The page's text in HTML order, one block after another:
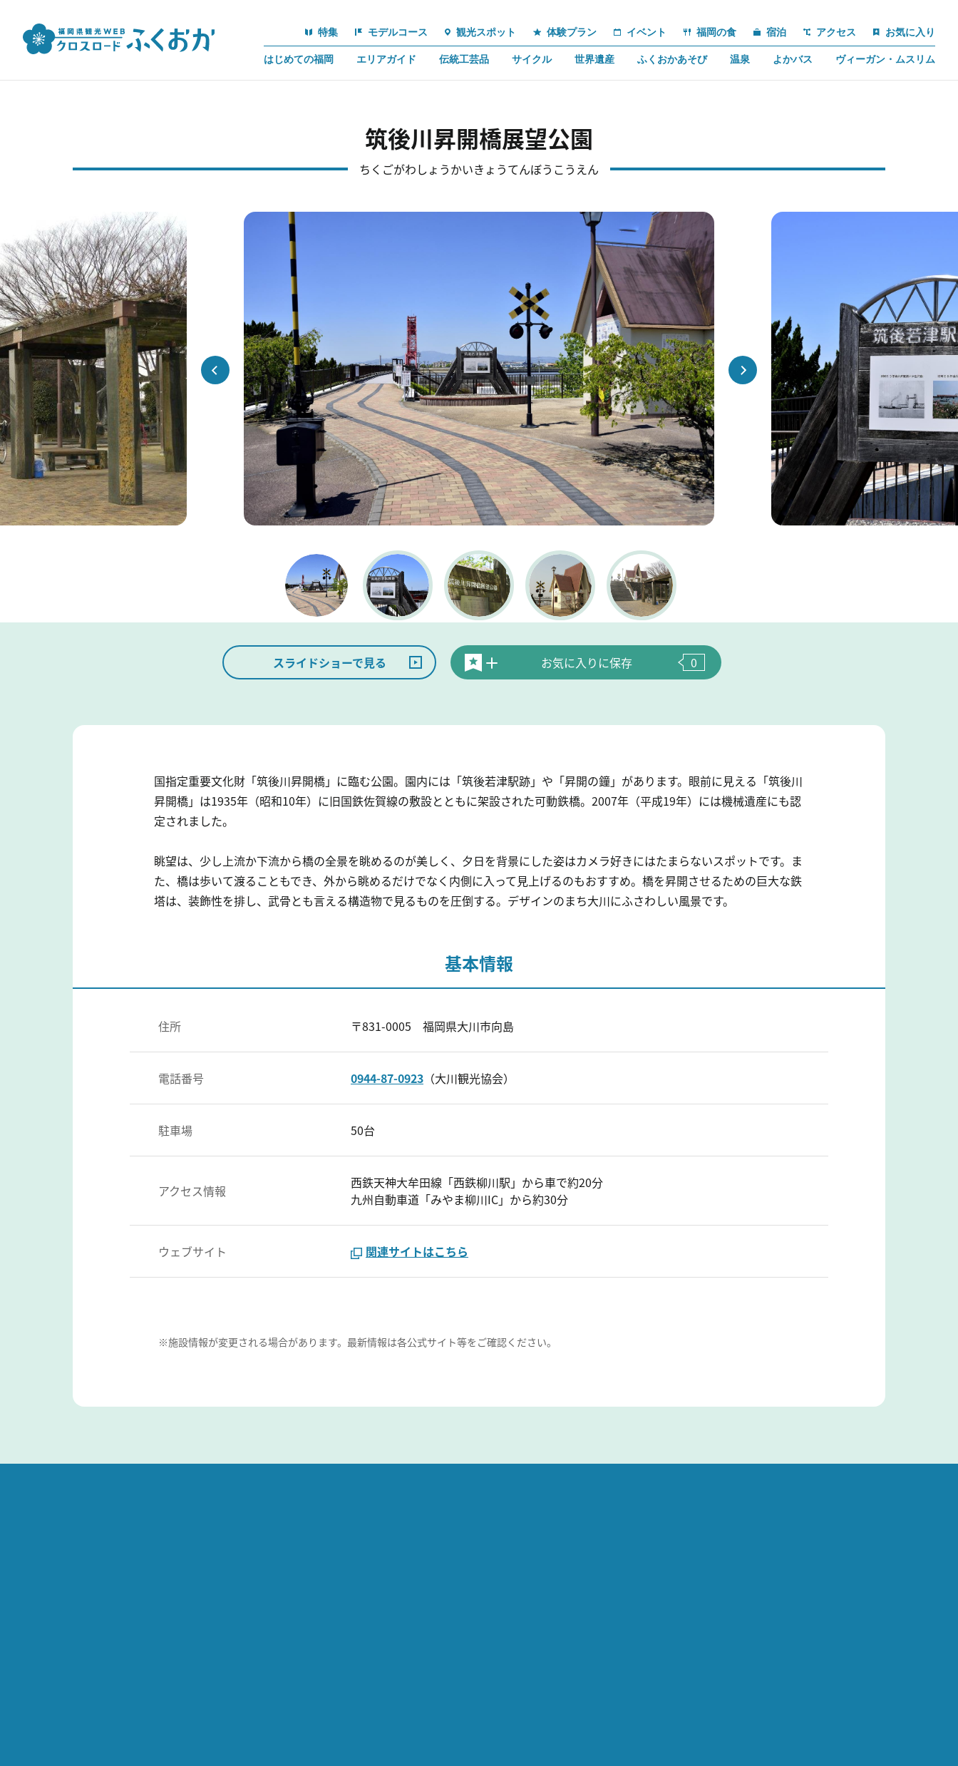
特集 モデルコース 観光スポット 体験プラン イベント 福岡の食 宿泊 アクセス お気に入り
はじめての福岡 エリアガイド 伝統工芸品 サイクル 世界遺産 ふくおかあそび 温泉 よかバス ヴィーガン・ムスリム
筑後川昇開橋展望公園
ちくごがわしょうかいきょうてんぼうこうえん
スライドショーで見る お気に入りに保存 0
国指定重要文化財「筑後川昇開橋」に臨む公園。園内には「筑後若津駅跡」や「昇開の鐘」があります。眼前に見える「筑後川
昇開橋」は1935年（昭和10年）に旧国鉄佐賀線の敷設とともに架設された可動鉄橋。2007年（平成19年）には機械遺産にも認
定されました。
眺望は、少し上流か下流から橋の全景を眺めるのが美しく、夕日を背景にした姿はカメラ好きにはたまらないスポットです。ま
た、橋は歩いて渡ることもでき、外から眺めるだけでなく内側に入って見上げるのもおすすめ。橋を昇開させるための巨大な鉄
塔は、装飾性を排し、武骨とも言える構造物で見るものを圧倒する。デザインのまち大川にふさわしい風景です。
基本情報
住所 〒831-0005 福岡県大川市向島
電話番号 0944-87-0923 （大川観光協会）
駐車場 50台
アクセス情報
西鉄天神大牟田線「西鉄柳川駅」から車で約20分
九州自動車道「みやま柳川IC」から約30分
ウェブサイト 関連サイトはこちら
※施設情報が変更される場合があります。最新情報は各公式サイト等をご確認ください。